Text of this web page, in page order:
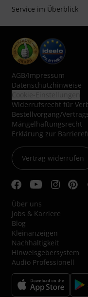
Service im Überblick
AGB/Impressum
Datenschutzhinweise
Widerrufsrecht für
Bestellvorgang/
Mängelhaftungsrecht
Erklärung zur
Vertrag widerrufen
Über uns
Jobs & Karriere
Blog
Kleinanzeigen
Nachhaltigkeit
Hinweisgebersystem
Audio Professionell